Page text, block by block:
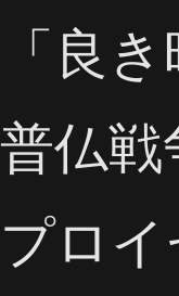
「良
普仏
プロ